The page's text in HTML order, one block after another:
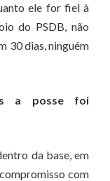
ele for fiel à
do PSDB, não
30 dias, ninguém
a posse foi
da base, em
com